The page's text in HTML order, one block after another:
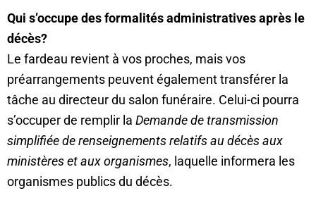
Qui s’occupe des formalités administratives après le
décès?
Le fardeau revient à vos proches, mais vos
préarrangements peuvent également transférer la
tâche au directeur du salon funéraire. Celui-ci pourra
s’occuper de remplir la Demande de transmission
simplifiée de renseignements relatifs au décès aux
ministères et aux organismes, laquelle informera les
organismes publics du décès.